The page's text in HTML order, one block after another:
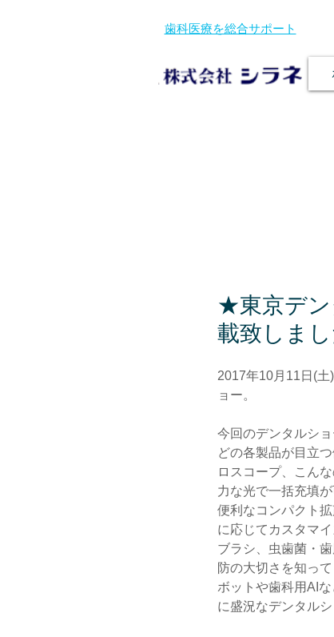
歯科医療を総合サポート
★東京デン
載致しまし
2017年10月11日(
ョー。
今回のデンタルシ
どの各製品が目立
ロスコープ、こん
力な光で一括充填
便利なコンパクト
に応じてカスタマ
ブラシ、虫歯菌・
防の大切さを知っ
ボットや歯科用AI
に盛況なデンタルシ